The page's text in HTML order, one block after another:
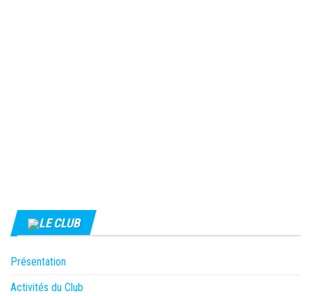
LE CLUB
Présentation
Activités du Club